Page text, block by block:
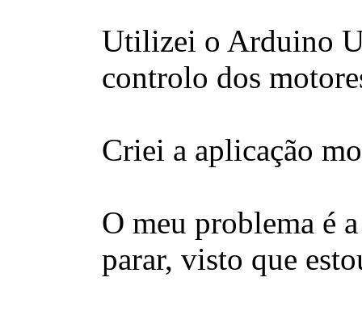
Utilizei o Arduino
controlo dos
Criei a aplicação
O meu problema é
parar, visto que